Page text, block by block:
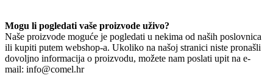
Mogu li pogledati vaše proizvode uživo?
Naše proizvode moguće je pogledati u nekima od naših poslovnica
ili kupiti putem webshop-a. Ukoliko na našoj stranici niste pronašli
dovoljno informacija o proizvodu, možete nam poslati upit na e-
mail: info@comel.hr